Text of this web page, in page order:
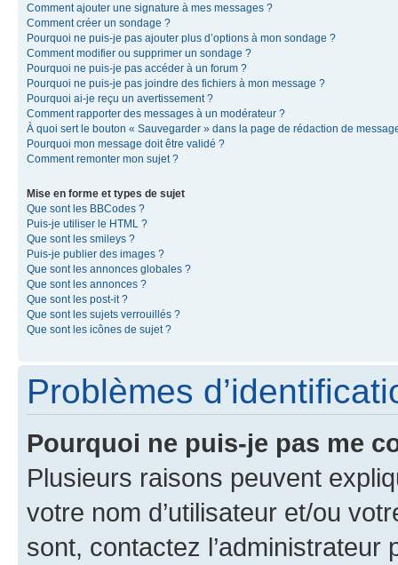
Comment ajouter une signature à mes messages ?
Comment créer un sondage ?
Pourquoi ne puis-je pas ajouter plus d’options à mon sondage ?
Comment modifier ou supprimer un sondage ?
Pourquoi ne puis-je pas accéder à un forum ?
Pourquoi ne puis-je pas joindre des fichiers à mon message ?
Pourquoi ai-je reçu un avertissement ?
Comment rapporter des messages à un modérateur ?
À quoi sert le bouton « Sauvegarder » dans la page de rédaction de
Pourquoi mon message doit être validé ?
Comment remonter mon sujet ?
Mise en forme et types de sujet
Que sont les BBCodes ?
Puis-je utiliser le HTML ?
Que sont les smileys ?
Puis-je publier des images ?
Que sont les annonces globales ?
Que sont les annonces ?
Que sont les post-it ?
Que sont les sujets verrouillés ?
Que sont les icônes de sujet ?
Problèmes
Pourquoi ne puis-je pas me
Plusieurs raisons peuvent
votre nom d’utilisateur et/ou
sont, contactez l’administrateur